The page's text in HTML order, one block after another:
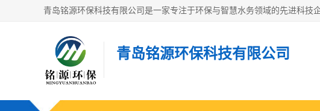
青岛铭源环保科技有限公司